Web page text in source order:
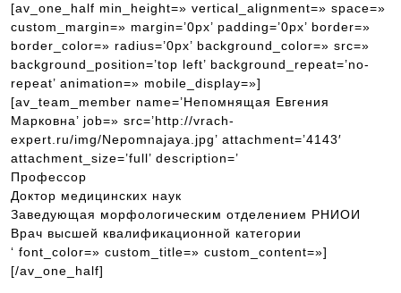
[av_one_half min_height=» vertical_alignment=» space=»
custom_margin=» margin=’0px’ padding=’0px’ border=»
border_color=» radius=’0px’ background_color=» src=»
background_position=’top left’ background_repeat=’no-
repeat’ animation=» mobile_display=»]
[av_team_member name=’Непомнящая Евгения
Марковна’ job=» src=’http://vrach-
expert.ru/img/Nepomnajaya.jpg’ attachment=’4143′
attachment_size=’full’ description=’
Профессор
Доктор медицинских наук
Заведующая морфологическим отделением РНИОИ
Врач высшей квалификационной категории
‘ font_color=» custom_title=» custom_content=»]
[/av_one_half]